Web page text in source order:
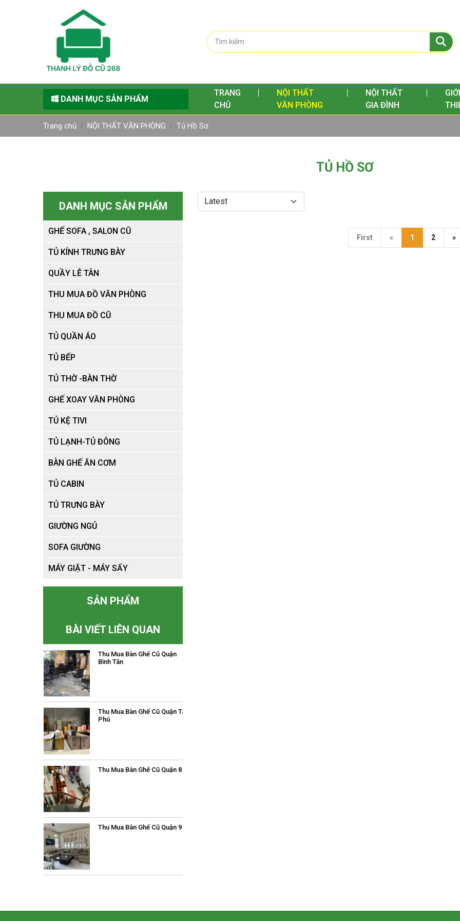
DANH MỤC SẢN PHẨM
TRANG
CHỦ
NỘI THẤT
VĂN PHÒNG
NỘI THẤT
GIA ĐÌNH
GIỚI
Trang chủ NỘI THẤT VĂN PHÒNG Tủ Hồ Sơ
TỦ HỒ SƠ
DANH MỤC SẢN PHẨM
GHẾ SOFA , SALON CŨ
TỦ KÍNH TRƯNG BÀY
QUẦY LỄ TÂN
THU MUA ĐỒ VĂN PHÒNG
THU MUA ĐỒ CŨ
TỦ QUẦN ÁO
TỦ BẾP
TỦ THỜ -BÀN THỜ
GHẾ XOAY VĂN PHÒNG
TỦ KỆ TIVI
TỦ LẠNH-TỦ ĐÔNG
BÀN GHẾ ĂN CƠM
TỦ CABIN
TỦ TRƯNG BÀY
GIƯỜNG NGỦ
SOFA GIƯỜNG
MÁY GIẶT - MÁY SẤY
SẢN PHẨM
BÀI VIẾT LIÊN QUAN
Thu Mua Bàn Ghế Cũ Quận Gò
Vấp
Thu Mua Bàn Ghế Cũ Quận
Bình Tân
Thu Mua Bàn Ghế Cũ Quận Tân
Phú
Thu Mua Bàn Ghế Cũ Quận 8
Thu Mua Bàn Ghế Cũ Quận 9
First « 1 2 »